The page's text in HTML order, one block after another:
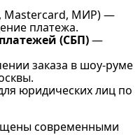
Mastercard, МИР) —
платежа.
(СБП)—
заказа в шоу-руме
юридических лиц по
современными